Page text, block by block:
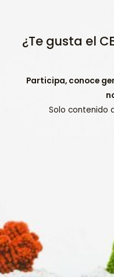
¿Te gusta el
Participa, conoce
Solo contenido